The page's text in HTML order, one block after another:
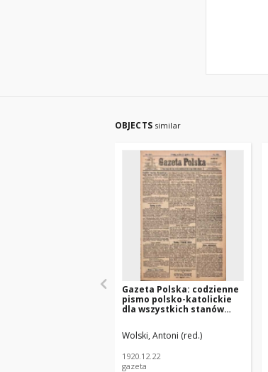
OBJECTS similar
Gazeta Polska: codzienne
pismo polsko-katolickie
dla wszystkich stanów
Wolski, Antoni (red.)
1920.12.22
gazeta